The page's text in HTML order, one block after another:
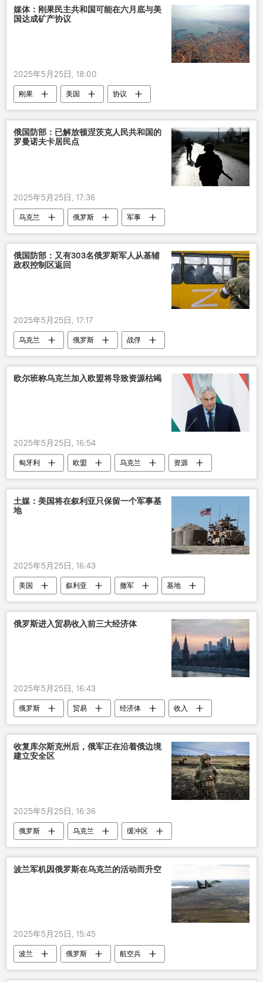
媒体：刚果民主共和国可能在六月底与美
国达成矿产协议
2025年5月25日, 18:00
刚果 美国 协议
俄国防部：已解放顿涅茨克人民共和国的
罗曼诺夫卡居民点
2025年5月25日, 17:36
乌克兰 俄罗斯 军事
俄国防部：又有303名俄罗斯军人从基辅
政权控制区返回
2025年5月25日, 17:17
乌克兰 俄罗斯
战俘
俄罗斯在乌克兰的特别军事行动
欧尔班称乌克兰加入欧盟将导致资源枯竭
2025年5月25日, 16:54
匈牙利 欧盟 乌克兰
资源
加入
土媒：美国将在叙利亚只保留一个军事基
地
2025年5月25日, 16:43
美国 叙利亚 撤军 基地
俄罗斯进入贸易收入前三大经济体
2025年5月25日, 16:43
俄罗斯 贸易 经济体 收入
收复库尔斯克州后，俄军正在沿着俄边境
建立安全区
2025年5月25日, 16:36
俄罗斯 乌克兰
缓冲区
俄罗斯在乌克兰的特别军事行动
波兰军机因俄罗斯在乌克兰的活动而升空
2025年5月25日, 15:45
波兰 俄罗斯
航空兵
乌克兰